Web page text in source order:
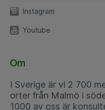
Instagram
Youtube
Om
I Sverige är vi 2 700
orter från Malmö i
1000 av oss är